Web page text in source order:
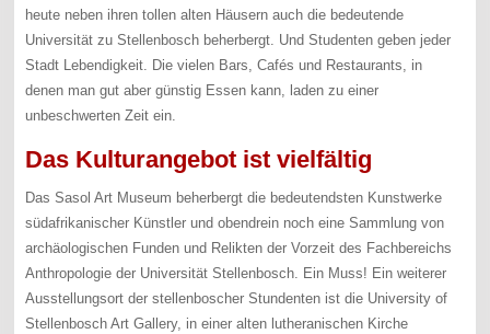
heute neben ihren tollen alten Häusern auch die bedeutende
Universität zu Stellenbosch beherbergt. Und Studenten geben jeder
Stadt Lebendigkeit. Die vielen Bars, Cafés und Restaurants, in
denen man gut aber günstig Essen kann, laden zu einer
unbeschwerten Zeit ein.
Das Kulturangebot ist vielfältig
Das Sasol Art Museum beherbergt die bedeutendsten Kunstwerke
südafrikanischer Künstler und obendrein noch eine Sammlung von
archäologischen Funden und Relikten der Vorzeit des Fachbereichs
Anthropologie der Universität Stellenbosch. Ein Muss! Ein weiterer
Ausstellungsort der stellenboscher Stundenten ist die University of
Stellenbosch Art Gallery, in einer alten lutheranischen Kirche